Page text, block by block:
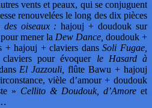
vents et peaux, qui se conjuguent
renouvelées le long des dix pièces
des oiseaux : hajouj + doudouk sur
mener la Dew Dance, doudouk +
+ hajouj + claviers dansSoli Fugae,
pour évoquer le Hasard à
El Jazzouli, flûte Bawu + hajouj
vièle d’amour + doudouk
» Cellito & Doudouk, d’Amore et